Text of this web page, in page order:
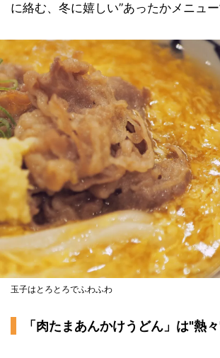
に絡む、冬に嬉しい”あったかメニュー
玉子はとろとろでふわふわ
「肉たまあんかけうどん」は"熱